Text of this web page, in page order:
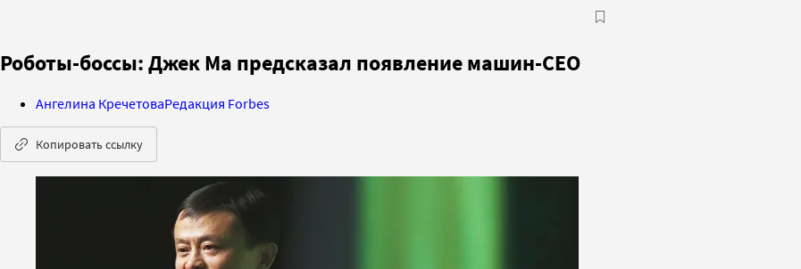
Роботы-боссы: Джек Ма предсказал появление машин-CEO
Ангелина КречетоваРедакция Forbes
Копировать ссылку